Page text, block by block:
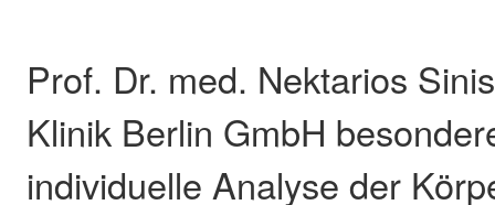
Prof. Dr. med. Nektarios
Klinik Berlin GmbH
individuelle Analyse der